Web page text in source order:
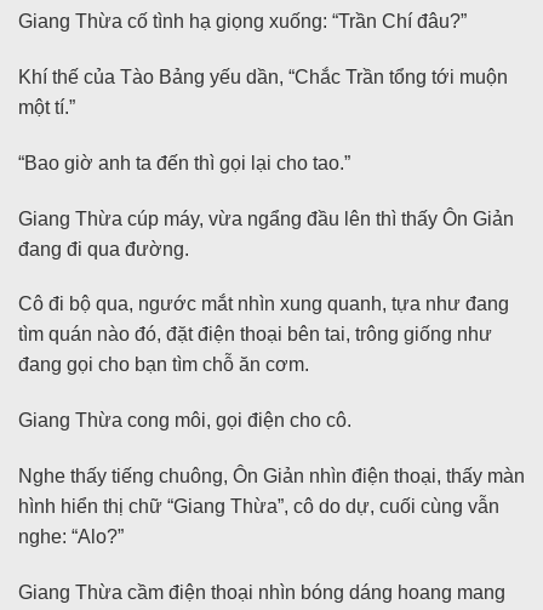
Giang Thừa cố tình hạ giọng xuống: “Trần Chí đâu?”
Khí thế của Tào Bảng yếu dần, “Chắc Trần tổng tới muộn
một tí.”
“Bao giờ anh ta đến thì gọi lại cho tao.”
Giang Thừa cúp máy, vừa ngẩng đầu lên thì thấy Ôn Giản
đang đi qua đường.
Cô đi bộ qua, ngước mắt nhìn xung quanh, tựa như đang
tìm quán nào đó, đặt điện thoại bên tai, trông giống như
đang gọi cho bạn tìm chỗ ăn cơm.
Giang Thừa cong môi, gọi điện cho cô.
Nghe thấy tiếng chuông, Ôn Giản nhìn điện thoại, thấy màn
hình hiển thị chữ “Giang Thừa”, cô do dự, cuối cùng vẫn
nghe: “Alo?”
Giang Thừa cầm điện thoại nhìn bóng dáng hoang mang